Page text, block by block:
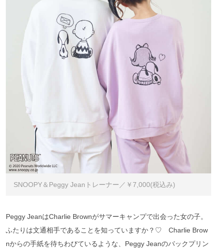
SNOOPY＆Peggy Jeanトレーナー／￥7,000(税込み)
Peggy JeanはCharlie Brownがサマーキャンプで出会った女の子。
ふたりは文通相手であることを知っていますか？♡ Charlie Brow
nからの手紙を待ちわびているような、Peggy Jeanのバックプリン